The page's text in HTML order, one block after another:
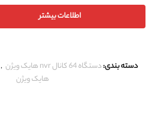
اطلاعات بیشتر
دسته بندی:دستگاه 64 کانال nvr هایک ویژن ,
هایک ویژن